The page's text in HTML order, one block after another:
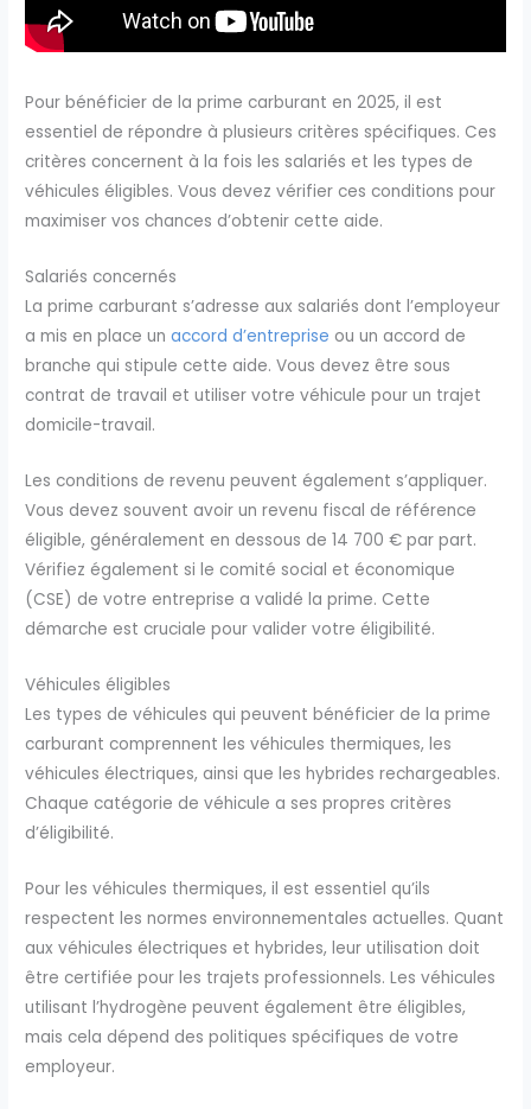
Pour bénéficier de la prime carburant en 2025, il est
essentiel de répondre à plusieurs critères spécifiques. Ces
critères concernent à la fois les salariés et les types de
véhicules éligibles. Vous devez vérifier ces conditions pour
maximiser vos chances d’obtenir cette aide.
Salariés concernés
La prime carburant s’adresse aux salariés dont l’employeur
a mis en place unaccord d’entreprise ou un accord de
branche qui stipule cette aide. Vous devez être sous
contrat de travail et utiliser votre véhicule pour un trajet
domicile-travail.
Les conditions de revenu peuvent également s’appliquer.
Vous devez souvent avoir un revenu fiscal de référence
éligible, généralement en dessous de 14 700 € par part.
Vérifiez également si le comité social et économique
(CSE) de votre entreprise a validé la prime. Cette
démarche est cruciale pour valider votre éligibilité.
Véhicules éligibles
Les types de véhicules qui peuvent bénéficier de la prime
carburant comprennent les véhicules thermiques, les
véhicules électriques, ainsi que les hybrides rechargeables.
Chaque catégorie de véhicule a ses propres critères
d’éligibilité.
Pour les véhicules thermiques, il est essentiel qu’ils
respectent les normes environnementales actuelles. Quant
aux véhicules électriques et hybrides, leur utilisation doit
être certifiée pour les trajets professionnels. Les véhicules
utilisant l’hydrogène peuvent également être éligibles,
mais cela dépend des politiques spécifiques de votre
employeur.